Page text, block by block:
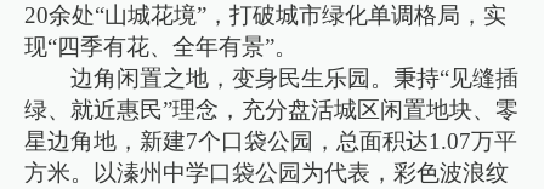
20余处“山城花境”，打破城市绿化单调格局，实
现“四季有花、全年有景”。
边角闲置之地，变身民生乐园。秉持“见缝插
绿、就近惠民”理念，充分盘活城区闲置地块、零
星边角地，新建7个口袋公园，总面积达1.07万平
方米。以溱州中学口袋公园为代表，彩色波浪纹